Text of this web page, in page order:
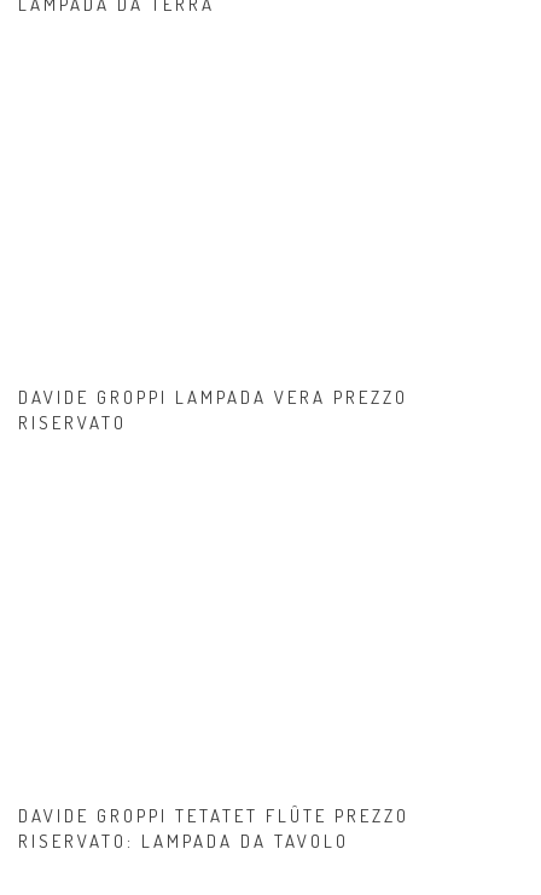
DAVIDE GROPPI LAMPADA VERA PREZZO
RISERVATO
DAVIDE GROPPI TETATET FLÛTE PREZZO
RISERVATO: LAMPADA DA TAVOLO